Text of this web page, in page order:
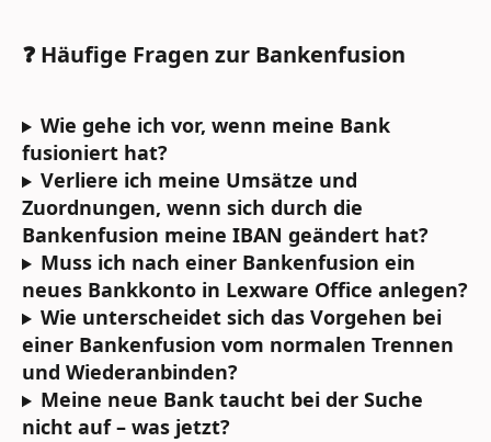
❓ Häufige Fragen zur Bankenfusion
Wie gehe ich vor, wenn meine Bank
fusioniert hat?
Verliere ich meine Umsätze und
Zuordnungen, wenn sich durch die
Bankenfusion meine IBAN geändert hat?
Muss ich nach einer Bankenfusion ein
neues Bankkonto in Lexware Office anlegen?
Wie unterscheidet sich das Vorgehen bei
einer Bankenfusion vom normalen Trennen
und Wiederanbinden?
Meine neue Bank taucht bei der Suche
nicht auf – was jetzt?